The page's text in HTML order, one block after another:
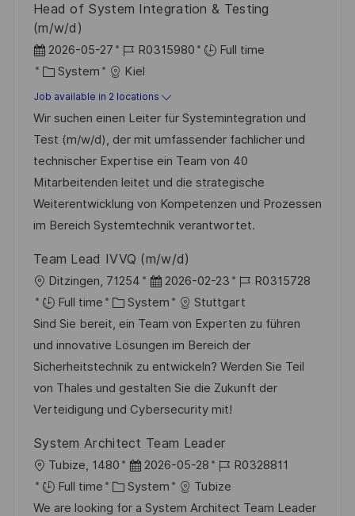
Head of System Integration & Testing
(m/w/d)
P
o
s
t
e
d
D
a
t
2026-05-27
J
o
b
I
d
R0315980
Full time
C
a
t
e
g
o
r
y
System Kiel
Job available in 2 locations
Wir suchen einen Leiter für Systemintegration und
Test (m/w/d), der mit umfassender fachlicher und
technischer Expertise ein Team von 40
Mitarbeitenden leitet und die strategische
Weiterentwicklung von Kompetenzen und Prozessen
im Bereich Systemtechnik verantwortet.
Team Lead IVVQ (m/w/d)
L
o
c
a
t
i
o
Ditzingen, 71254
P
o
s
t
e
d
D
t
e
2026-02-23
J
o
b
I
d
R0315728
Full time
C
a
t
e
g
o
y
System
Stuttgart
Sind Sie bereit, ein Team von Experten zu führen
und innovative Lösungen im Bereich der
Sicherheitstechnik zu entwickeln? Werden Sie Teil
von Thales und gestalten Sie die Zukunft der
Verteidigung und Cybersecurity mit!
System Architect Team Leader
L
o
c
Tubize, 1480
P
o
s
2026-05-28
J
o
b
R0328811
Full time
C
a
System
Tubize
We are looking for a System Architect Team Leader